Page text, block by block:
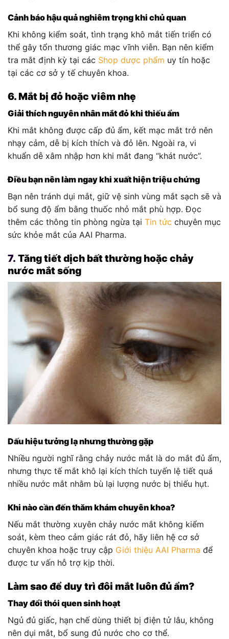
Cảnh báo hậu quả nghiêm trọng khi chủ quan
Khi không kiểm soát, tình trạng khô mắt tiến triển có
thể gây tổn thương giác mạc vĩnh viễn. Bạn nên kiểm
tra mắt định kỳ tại các Shop dược phẩm uy tín hoặc
tại các cơ sở y tế chuyên khoa.
6. Mắt bị đỏ hoặc viêm nhẹ
Giải thích nguyên nhân mắt đỏ khi thiếu ẩm
Khi mắt không được cấp đủ ẩm, kết mạc mắt trở nên
nhạy cảm, dễ bị kích thích và đỏ lên. Ngoài ra, vi
khuẩn dễ xâm nhập hơn khi mắt đang “khát nước”.
Điều bạn nên làm ngay khi xuất hiện triệu chứng
Bạn nên tránh dụi mắt, giữ vệ sinh vùng mắt sạch sẽ và
bổ sung độ ẩm bằng thuốc nhỏ mắt phù hợp. Đọc
thêm các thông tin phòng ngừa tại Tin tức chuyên mục
sức khỏe mắt của AAI Pharma.
7. Tăng tiết dịch bất thường hoặc chảy
nước mắt sống
Dấu hiệu tưởng lạ nhưng thường gặp
Nhiều người nghĩ rằng chảy nước mắt là do mắt đủ ẩm,
nhưng thực tế mắt khô lại kích thích tuyến lệ tiết quá
nhiều nước mắt nhằm bù lại lượng nước bị thiếu hụt.
Khi nào cần đến thăm khám chuyên khoa?
Nếu mắt thường xuyên chảy nước mắt không kiểm
soát, kèm theo cảm giác rát đỏ, hãy liên hệ cơ sở
chuyên khoa hoặc truy cập Giới thiệu AAI Pharma để
được tư vấn hỗ trợ kịp thời.
Làm sao để duy trì đôi mắt luôn đủ ẩm?
Thay đổi thói quen sinh hoạt
Ngủ đủ giấc, hạn chế dùng thiết bị điện tử lâu, không
nên dụi mắt, bổ sung đủ nước cho cơ thể.